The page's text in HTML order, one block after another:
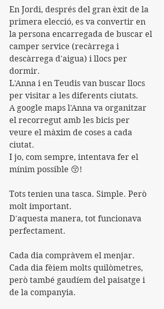
En Jordi, després del gran èxit de la
primera elecció, es va convertir en
la persona encarregada de buscar el
camper service (recàrrega i
descàrrega d'aigua) i llocs per
dormir.
L'Anna i en Teudis van buscar llocs
per visitar a les diferents ciutats.
A google maps l'Anna va organitzar
el recorregut amb les bicis per
veure el màxim de coses a cada
ciutat.
I jo, com sempre, intentava fer el
mínim possible 😚!
Tots tenien una tasca. Simple. Però
molt important.
D'aquesta manera, tot funcionava
perfectament.
Cada dia compràvem el menjar.
Cada dia fèiem molts quilòmetres,
però també gaudíem del paisatge i
de la companyia.